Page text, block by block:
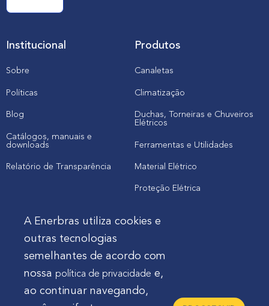
Institucional
Sobre
Políticas
Blog
Catálogos, manuais e
downloads
Relatório de Transparência
Produtos
Canaletas
Climatização
Duchas, Torneiras e Chuveiros
Elétricos
Ferramentas e Utilidades
Material Elétrico
Proteção Elétrica
Cliente
Onde comprar produtos
Quero Enerbras na minha loja
A Enerbras utiliza cookies e
outras tecnologias
semelhantes de acordo com
nossa política de privacidade e,
ao continuar navegando,